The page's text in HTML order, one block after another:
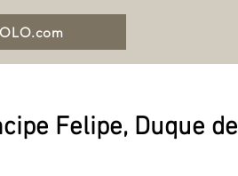
Felipe, Duque de